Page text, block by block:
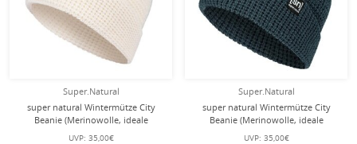
Super.Natural
super natural Wintermütze City
Beanie (Merinowolle, ideale
Thermoregulation) weiss - 1 Stück
UVP: 35,00€
Super.Natural
super natural Wintermütze City
Beanie (Merinowolle, ideale
Thermoregulation) blau - 1 Stück
UVP: 35,00€